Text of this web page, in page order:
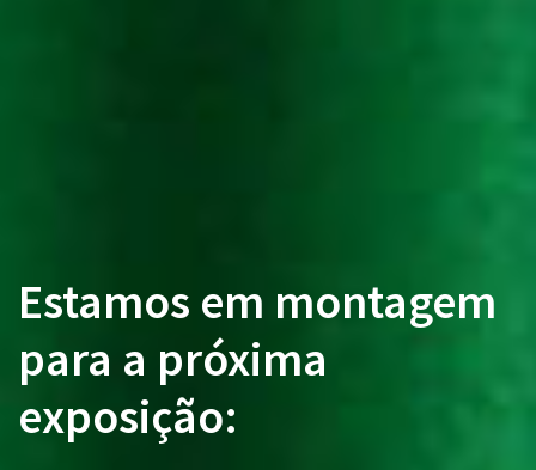
Estamos em montagem
para a próxima
exposição: